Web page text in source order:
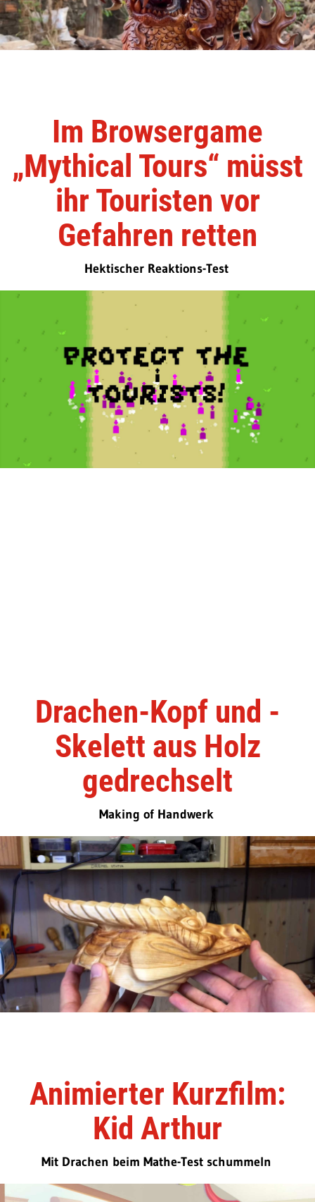
Im Browsergame
„Mythical Tours“ müsst
ihr Touristen vor
Gefahren retten
Hektischer Reaktions-Test
Drachen-Kopf und -
Skelett aus Holz
gedrechselt
Making of Handwerk
Animierter Kurzfilm:
Kid Arthur
Mit Drachen beim Mathe-Test schummeln